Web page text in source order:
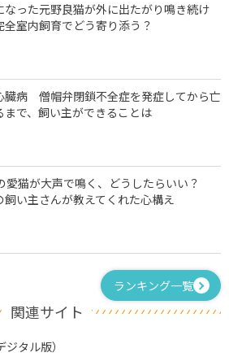
なった元野良猫が外に出たがり鳴き続け
室内飼育でどう寄り添う？
臓病 僧帽弁閉鎖不全症を発症してから亡
まで、飼い主ができることは
愛猫が大声で鳴く、どうしたらいい？
飼い主さんが教えてくれた心構え
ランキング一覧
関連サイト
タル版）